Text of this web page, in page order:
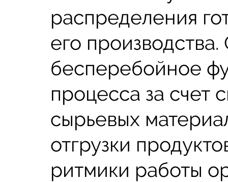
распределения
его
бесперебойное
процесса за счет
сырьевых
отгрузки
ритмики работы